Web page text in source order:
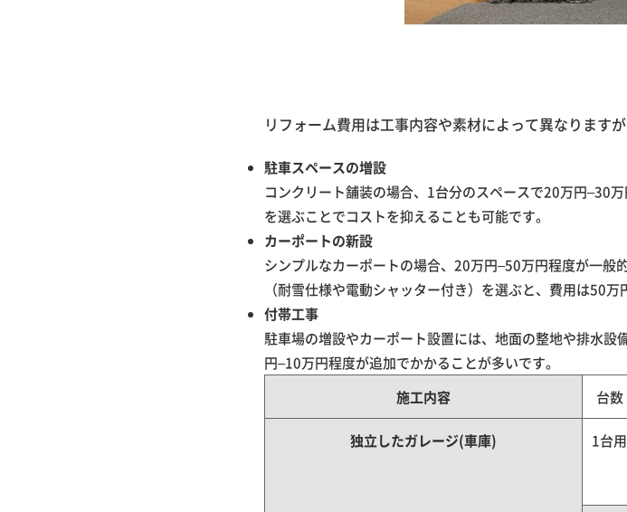
リフォーム費用は工事内容や素材によって異なります
駐車スペースの増設
コンクリート舗装の場合、1台分のスペースで20万円–30
を選ぶことでコストを抑えることも可能です。
カーポートの新設
シンプルなカーポートの場合、20万円–50万円程度が一般
（耐雪仕様や電動シャッター付き）を選ぶと、費用は50万
付帯工事
駐車場の増設やカーポート設置には、地面の整地や排水
円–10万円程度が追加でかかることが多いです。
施工内容
台数
独立したガレージ(車庫) 1台用